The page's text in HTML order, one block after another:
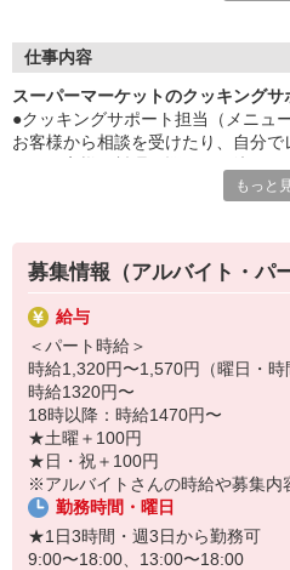
実際に作って紹介していただきま
■スキルは必要？
経験者も未経験者も、どちらも喜
すべての人が活躍できるよう、
職場環境づくりに注力している当
す！
●短時間勤務OK
●扶養内勤務OK
●ご家庭の都合に合わせてお休み相
●希望をお伺いして毎月シフト作成
●未経験・ブランク大歓迎
●30代・40代・50代・60代活躍中
●交通費全額支給
●年2回賞与あり
●明確なキャリアパスプランで時給
●時間帯＆日祝加算給
●正社員登用制度
●髪色条件 緩和されました！
仕事内容
スーパーマーケットのクッキングサ
●クッキングサポート担当（メニュ
お客様から相談を受けたり、自分
「この材料からはこんな料理が作
協力して働く部門です。
ヤオコーについての取材記事公開中！
『ヤオコー ジモコロ』で検索くだ
https://www.e-aidem.com/ch/
もっと
募集情報（アルバイト・パ
給与
＜パート時給＞
時給1,320円〜1,570円（曜日・時
時給1320円〜
18時以降：時給1470円〜
★土曜＋100円
★日・祝＋100円
※アルバイトさんの時給や募集内
勤務時間・曜日
★1日3時間・週3日から勤務可
9:00〜18:00、13:00〜18:00